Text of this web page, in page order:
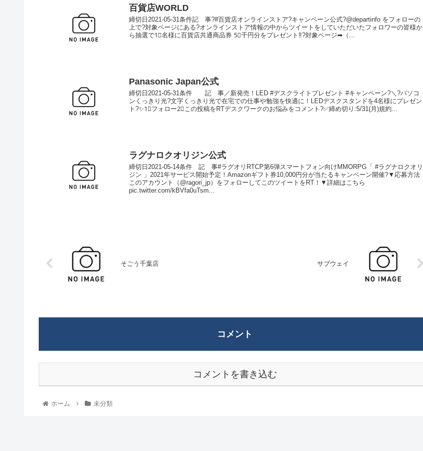
百貨店WORLD
締切日2021-05-31条件記 事?#百貨店オンラインストア?キャンペーン公式?@departinfo をフォローの
上で?対象ページにある?オンラインストア情報の中からツイートをしていただいたフォロワーの皆様か
ら抽選で1⃣名様に百貨店共通商品券 5⃣千円分をプレゼント‼️?対象ページ➡（...
Panasonic Japan公式
締切日2021-05-31条件 記 事／新発売！LED #デスクライトプレゼント #キャンペーン?＼?パソコ
ンくっきり光?文字くっきり光で在宅での仕事や勉強を快適に！LEDデスクスタンドを4名様にプレゼン
ト?✨1⃣フォロー2⃣この投稿をRTデスクワークのお悩みをコメント?✅締め切り:5/31(月)規約...
ラグナロクオリジン公式
締切日2021-05-14条件 記 事#ラグオリRTCP第6弾スマートフォン向けMMORPG「 #ラグナロクオリ
ジン 」2021年サービス開始予定！Amazonギフト券10,000円分が当たるキャンペーン開催?▼応募方法
このアカウント（@ragori_jp）をフォローしてこのツイートをRT！▼詳細はこちら
pic.twitter.com/kBVfa0uTsm...
そごう千葉店 サブウェイ
コメント
コメントを書き込む
ホーム 未分類